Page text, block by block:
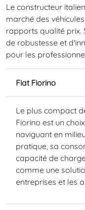
Le constructeur
marché des
rapports qualité prix.
de robustesse et
pour les
Fiat Fiorino
Le plus compact
Fiorino est un
naviguant en
pratique, sa
capacité de
comme une
entreprises et les